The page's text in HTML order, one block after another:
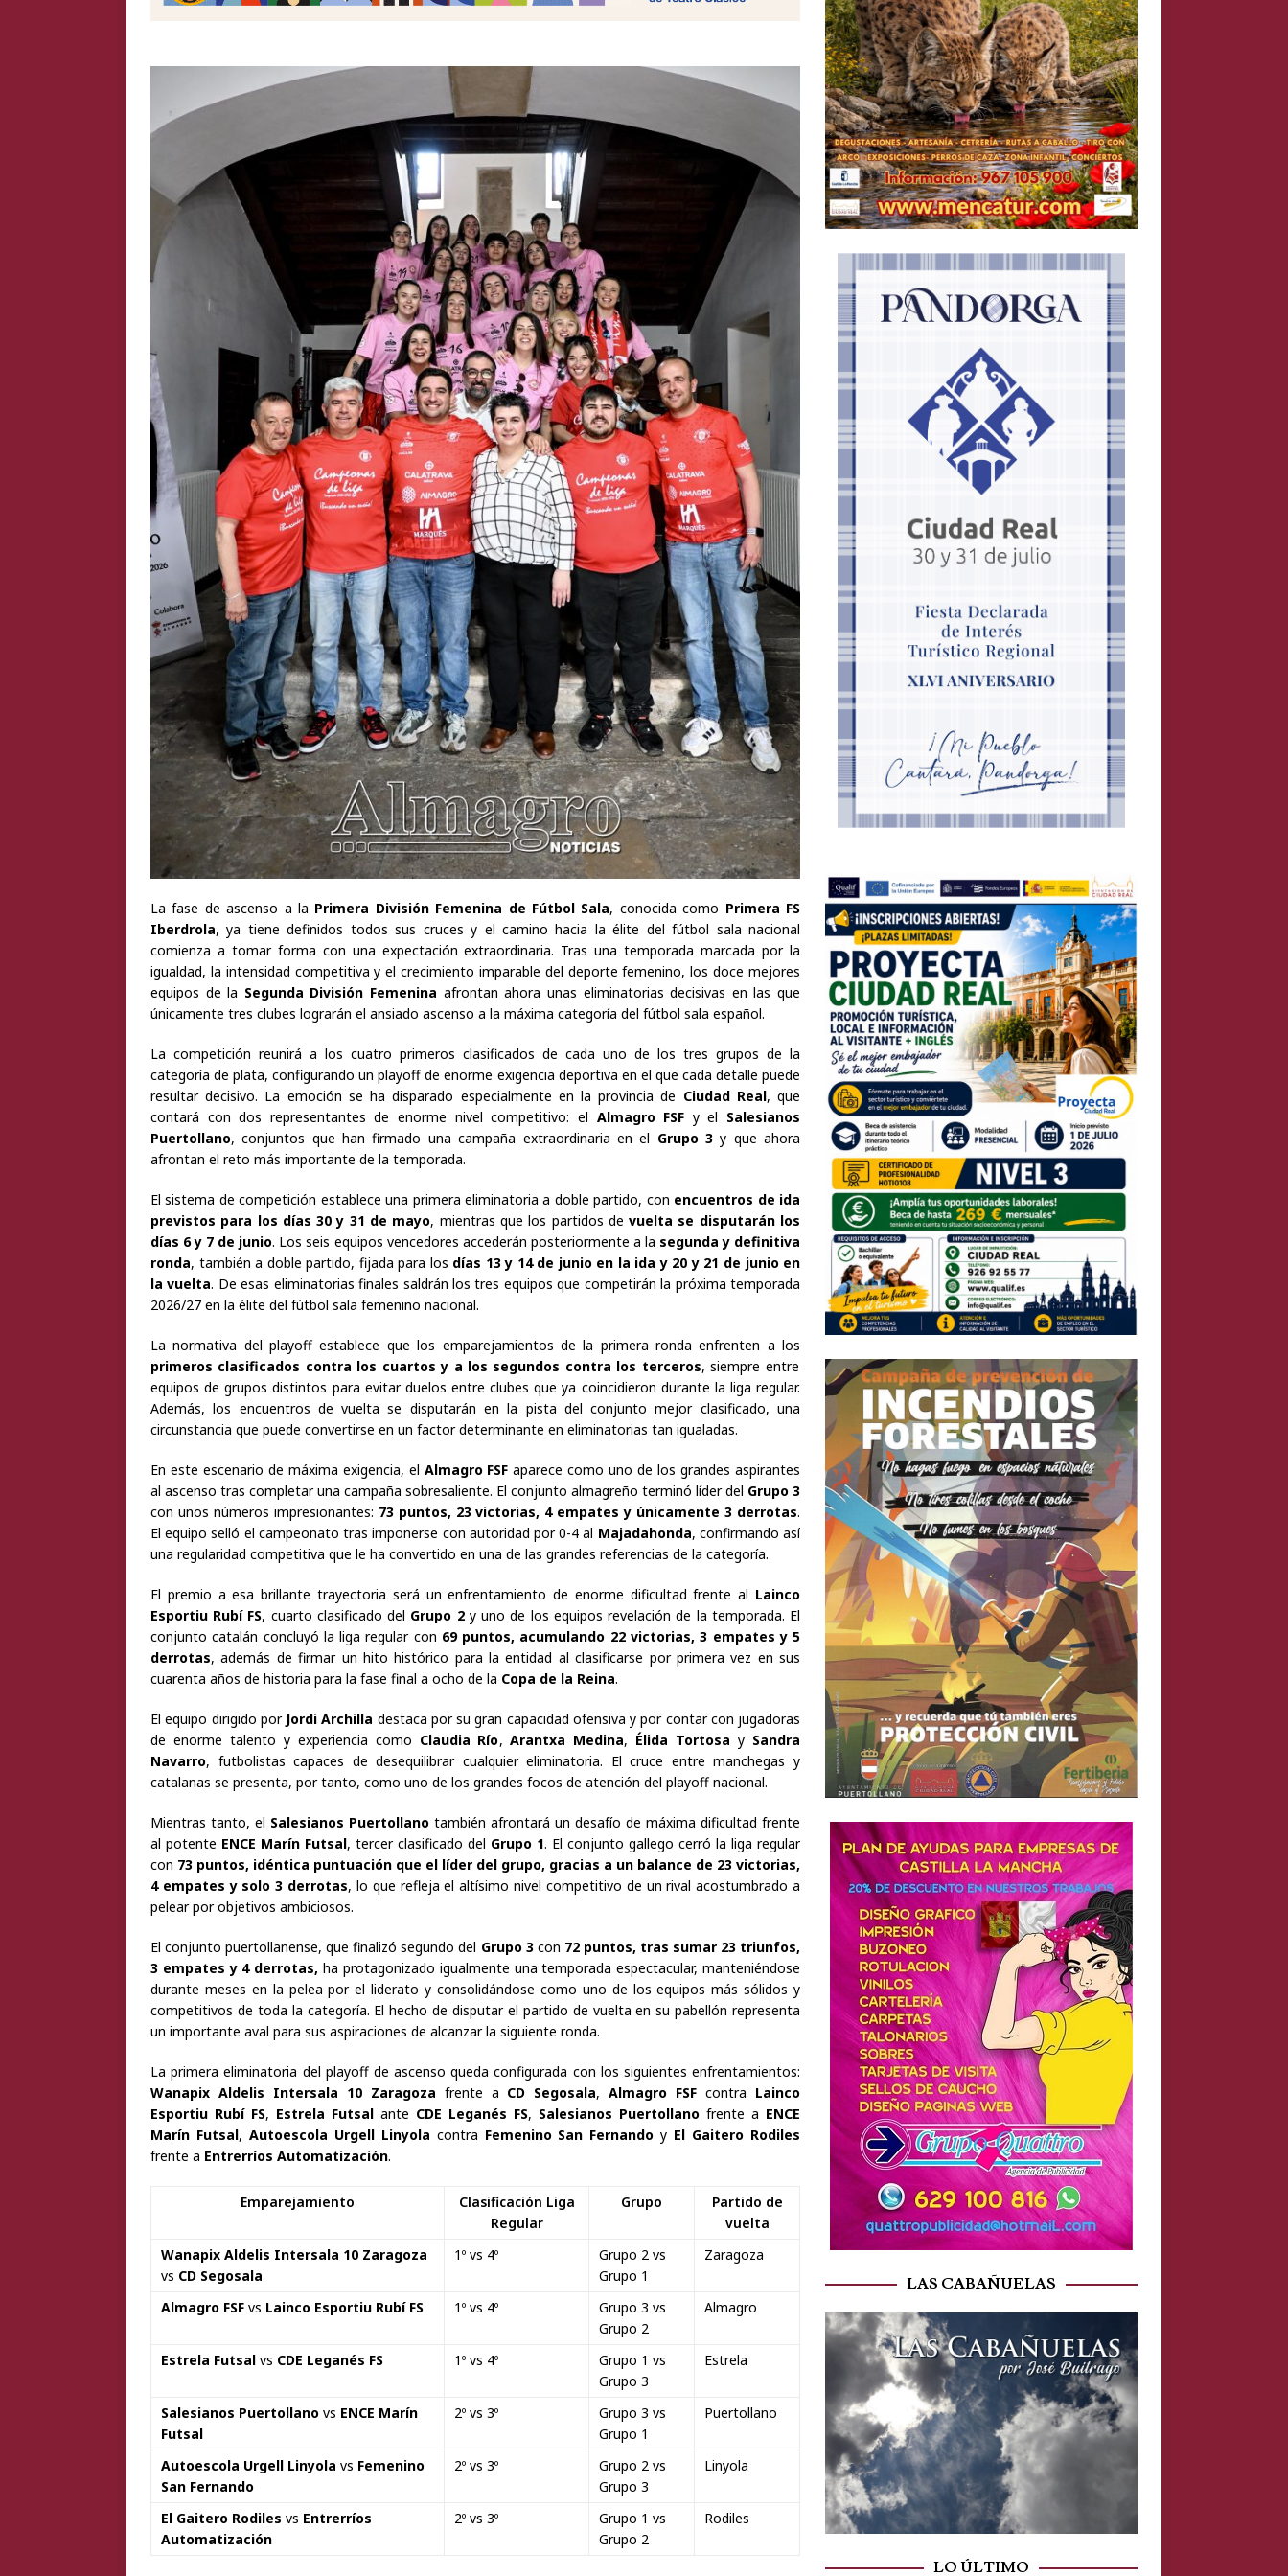
La fase de ascenso a la Primera División Femenina de Fútbol Sala, conocida como Primera FS
Iberdrola, ya tiene definidos todos sus cruces y el camino hacia la élite del fútbol sala nacional
comienza a tomar forma con una expectación extraordinaria. Tras una temporada marcada por la
igualdad, la intensidad competitiva y el crecimiento imparable del deporte femenino, los doce mejores
equipos de la Segunda División Femenina afrontan ahora unas eliminatorias decisivas en las que
únicamente tres clubes lograrán el ansiado ascenso a la máxima categoría del fútbol sala español.
La competición reunirá a los cuatro primeros clasificados de cada uno de los tres grupos de la
categoría de plata, configurando un playoff de enorme exigencia deportiva en el que cada detalle puede
resultar decisivo. La emoción se ha disparado especialmente en la provincia de Ciudad Real, que
contará con dos representantes de enorme nivel competitivo: el Almagro FSF y el Salesianos
Puertollano, conjuntos que han firmado una campaña extraordinaria en el Grupo 3y que ahora
afrontan el reto más importante de la temporada.
El sistema de competición establece una primera eliminatoria a doble partido, con encuentros de ida
previstos para los días 30 y 31 de mayo, mientras que los partidos devuelta se disputarán los
días 6 y 7 de junio. Los seis equipos vencedores accederán posteriormente a la segunda y definitiva
ronda, también a doble partido, fijada para los días 13 y 14 de junio en la ida y 20 y 21 de junio en
la vuelta. De esas eliminatorias finales saldrán los tres equipos que competirán la próxima temporada
2026/27 en la élite del fútbol sala femenino nacional.
La normativa del playoff establece que los emparejamientos de la primera ronda enfrenten a los
primeros clasificados contra los cuartos y a los segundos contra los terceros, siempre entre
equipos de grupos distintos para evitar duelos entre clubes que ya coincidieron durante la liga regular.
Además, los encuentros de vuelta se disputarán en la pista del conjunto mejor clasificado, una
circunstancia que puede convertirse en un factor determinante en eliminatorias tan igualadas.
En este escenario de máxima exigencia, el Almagro FSF aparece como uno de los grandes aspirantes
al ascenso tras completar una campaña sobresaliente. El conjunto almagreño terminó líder del Grupo 3
con unos números impresionantes: 73 puntos, 23 victorias, 4 empates y únicamente 3 derrotas.
El equipo selló el campeonato tras imponerse con autoridad por 0-4 al Majadahonda, confirmando así
una regularidad competitiva que le ha convertido en una de las grandes referencias de la categoría.
El premio a esa brillante trayectoria será un enfrentamiento de enorme dificultad frente al Lainco
Esportiu Rubí FS, cuarto clasificado del Grupo 2y uno de los equipos revelación de la temporada. El
conjunto catalán concluyó la liga regular con 69 puntos, acumulando 22 victorias, 3 empates y 5
derrotas, además de firmar un hito histórico para la entidad al clasificarse por primera vez en sus
cuarenta años de historia para la fase final a ocho de la Copa de la Reina.
El equipo dirigido por Jordi Archilla destaca por su gran capacidad ofensiva y por contar con jugadoras
de enorme talento y experiencia como Claudia Río,Arantxa Medina, Élida Tortosa y Sandra
Navarro, futbolistas capaces de desequilibrar cualquier eliminatoria. El cruce entre manchegas y
catalanas se presenta, por tanto, como uno de los grandes focos de atención del playoff nacional.
Mientras tanto, el Salesianos Puertollano también afrontará un desafío de máxima dificultad frente
al potente ENCE Marín Futsal, tercer clasificado del Grupo 1. El conjunto gallego cerró la liga regular
con 73 puntos, idéntica puntuación que el líder del grupo, gracias a un balance de 23 victorias,
4 empates y solo 3 derrotas, lo que refleja el altísimo nivel competitivo de un rival acostumbrado a
pelear por objetivos ambiciosos.
El conjunto puertollanense, que finalizó segundo del Grupo 3con 72 puntos, tras sumar 23 triunfos,
3 empates y 4 derrotas, ha protagonizado igualmente una temporada espectacular, manteniéndose
durante meses en la pelea por el liderato y consolidándose como uno de los equipos más sólidos y
competitivos de toda la categoría. El hecho de disputar el partido de vuelta en su pabellón representa
un importante aval para sus aspiraciones de alcanzar la siguiente ronda.
La primera eliminatoria del playoff de ascenso queda configurada con los siguientes enfrentamientos:
Wanapix Aldelis Intersala 10 Zaragoza frente a CD Segosala,Almagro FSF contra Lainco
Esportiu Rubí FS, Estrela Futsal ante CDE Leganés FS, Salesianos Puertollano frente a ENCE
Marín Futsal, Autoescola Urgell Linyola contra Femenino San Fernando y El Gaitero Rodiles
frente a Entrerríos Automatización.
Emparejamiento
Clasificación Liga
Regular
Grupo
Partido de
vuelta
Wanapix Aldelis Intersala 10 Zaragoza
vs CD Segosala
1º vs 4º
Grupo 2 vs
Grupo 1
Zaragoza
Almagro FSF vs Lainco Esportiu Rubí FS 1º vs 4º
Grupo 3 vs
Grupo 2
Almagro
Estrela Futsal vs CDE Leganés FS 1º vs 4º
Grupo 1 vs
Grupo 3
Estrela
Salesianos Puertollano vs ENCE Marín
Futsal
2º vs 3º
Grupo 3 vs
Grupo 1
Puertollano
Autoescola Urgell Linyola vs Femenino
San Fernando
2º vs 3º
Grupo 2 vs
Grupo 3
Linyola
El Gaitero Rodiles vs Entrerríos
Automatización
2º vs 3º
Grupo 1 vs
Grupo 2
Rodiles
LAS CABAÑUELAS
LO ÚLTIMO